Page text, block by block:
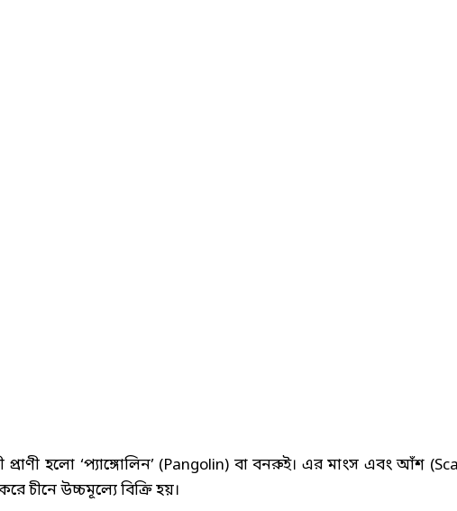
প্রাণী হলো ‘প্যাঙ্গোলিন’ (Pangolin) বা বনরুই। এর মাংস এবং আঁশ
চীনে উচ্চমূল্যে বিক্রি হয়।